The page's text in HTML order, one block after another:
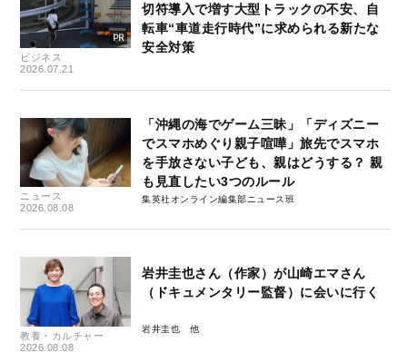
ビジネス
2026.07.21
切符導入で増す大型トラックの不安、自
転車“車道走行時代”に求められる新たな
安全対策
ニュース
2026.08.08
「沖縄の海でゲーム三昧」「ディズニー
でスマホめぐり親子喧嘩」旅先でスマホ
を手放さない子ども、親はどうする？ 親
も見直したい3つのルール
集英社オンライン編集部ニュース班
教養・カルチャー
2026.08.08
岩井圭也さん（作家）が山崎エマさん
（ドキュメンタリー監督）に会いに行く
岩井圭也